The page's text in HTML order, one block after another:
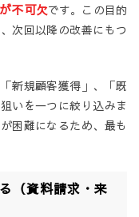
不可欠です。この目的
次回以降の改善にもつ
新規顧客獲得」、「既
いを一つに絞り込みま
困難になるため、最も
（資料請求・来